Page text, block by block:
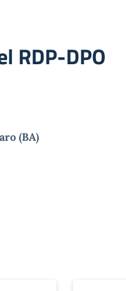
RDP-DPO
(BA)